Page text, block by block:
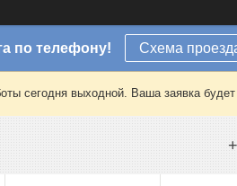
по телефону! Схема
сегодня выходной. Ваша заявка